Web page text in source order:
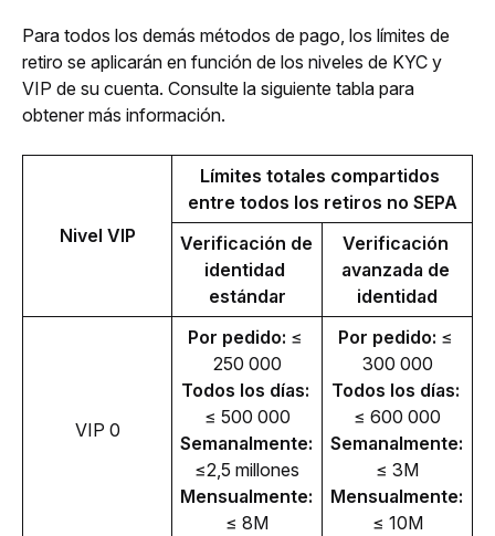
Para todos los demás métodos de pago, los límites de
retiro se aplicarán en función de los niveles de KYC y
VIP de su cuenta. Consulte la siguiente tabla para
obtener más información.
Nivel VIP
Límites totales compartidos
entre todos los retiros no SEPA
Verificación de
identidad
estándar
Verificación
avanzada de
identidad
VIP 0
Por pedido: ≤
250 000
≤ 500 000
≤2,5 millones
≤ 8M
Por pedido: ≤
300 000
≤ 600 000
≤ 3M
≤ 10M